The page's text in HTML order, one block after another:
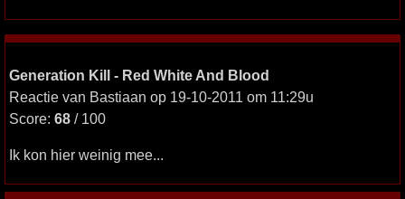
Generation Kill - Red White And Blood
Reactie van Bastiaan op 19-10-2011 om 11:29u
Score: 68 / 100
Ik kon hier weinig mee...